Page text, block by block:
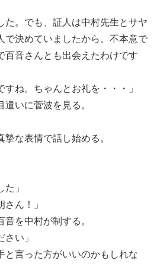
た。でも、証人は中村先生とサヤ
で決めていましたから。不本意で
百音さんとも出会えたわけです
すね。ちゃんとお礼を・・・」
いに菅波を見る。
な表情で話し始める。
」
さん！」
を中村が制する。
さい」
と言った方がいいのかもしれな